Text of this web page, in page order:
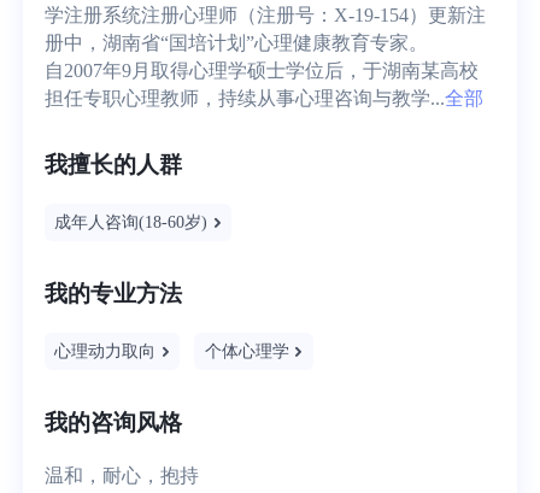
学注册系统注册心理师（注册号：X-19-154）更新注
册中，湖南省“国培计划”心理健康教育专家。
自2007年9月取得心理学硕士学位后，于湖南某高校
担任专职心理教师，持续从事心理咨询与教学...全部
我擅长的人群
成年人咨询(18-60岁)
我的专业方法
心理动力取向 个体心理学
我的咨询风格
温和，耐心，抱持